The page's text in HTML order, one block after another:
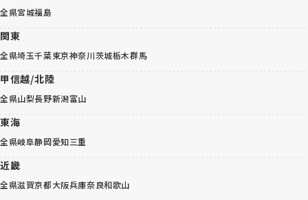
全県宮城福島
関東
全県埼玉千葉東京神奈川茨城栃木群馬
甲信越/北陸
全県山梨長野新潟富山
東海
全県岐阜静岡愛知三重
近畿
全県滋賀京都大阪兵庫奈良和歌山